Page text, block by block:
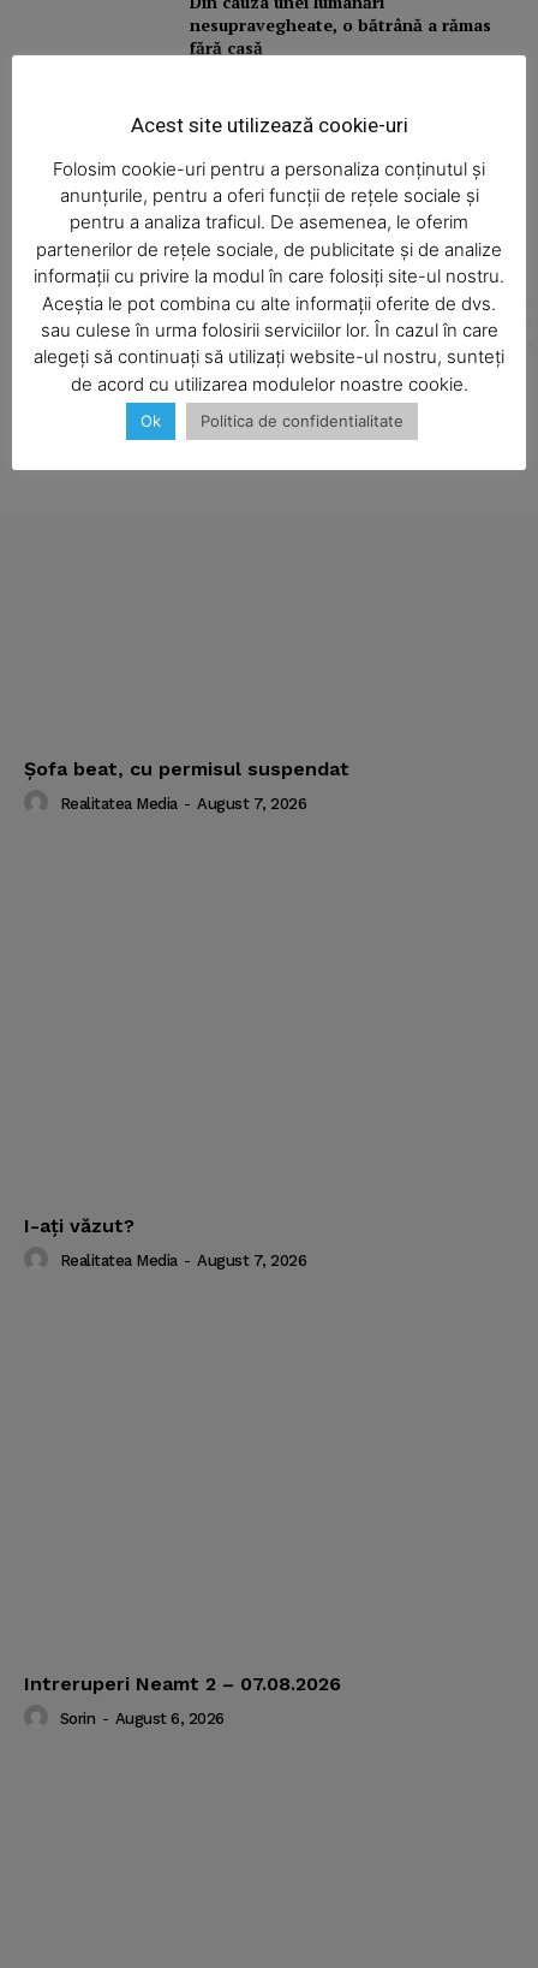
SUBSCRIBE NOW
Company
nesupravegheate, o bătrână a rămas
fără casă
Articole asemănătoare
ALTE ARTICOLE
Şofa beat, cu permisul suspendat
Realitatea Media - August 7, 2026
I-aţi văzut?
Realitatea Media - August 7, 2026
Intreruperi Neamt 2 – 07.08.2026
Sorin - August 6, 2026
Acest site utilizează cookie-uri
Folosim cookie-uri pentru a personaliza conținutul și
anunțurile, pentru a oferi funcții de rețele sociale și
pentru a analiza traficul. De asemenea, le oferim
partenerilor de rețele sociale, de publicitate și de analize
informații cu privire la modul în care folosiți site-ul nostru.
Aceștia le pot combina cu alte informații oferite de dvs.
sau culese în urma folosirii serviciilor lor. În cazul în care
alegeți să continuați să utilizați website-ul nostru, sunteți
de acord cu utilizarea modulelor noastre cookie.
Ok Politica de confidentialitate